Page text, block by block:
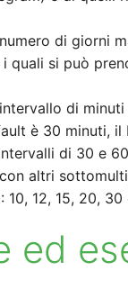
di giorni
quali si può
di minuti
è 30 minuti, il
di 30 e
altri
10, 12, 15, 20,
ed